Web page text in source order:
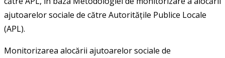
ajutoarelor sociale de către Autoritățile Publice Locale
(APL).
Monitorizarea alocării ajutoarelor sociale de